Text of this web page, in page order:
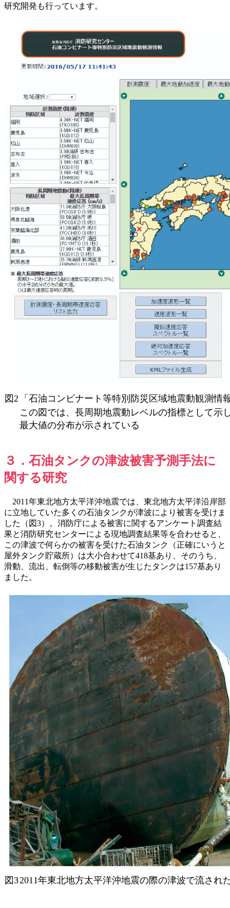
研究開発も行っています。
図2
「石油コンビナート等特別防災区域地震動観測
この図では、長周期地震動レベルの指標として示
最大値の分布が示されている
３．石油タンクの津波被害予測手法に
関する研究
2011年東北地方太平洋沖地震では、東北地方太平洋沿岸部
に立地していた多くの石油タンクが津波により被害を受けま
した（図3）。消防庁による被害に関するアンケート調査結
果と消防研究センターによる現地調査結果等を合わせると、
この津波で何らかの被害を受けた石油タンク（正確にいうと
屋外タンク貯蔵所）は大小合わせて418基あり、そのうち、
滑動、流出、転倒等の移動被害が生じたタンクは157基あり
ました。
図32011年東北地方太平洋沖地震の際の津波で流され